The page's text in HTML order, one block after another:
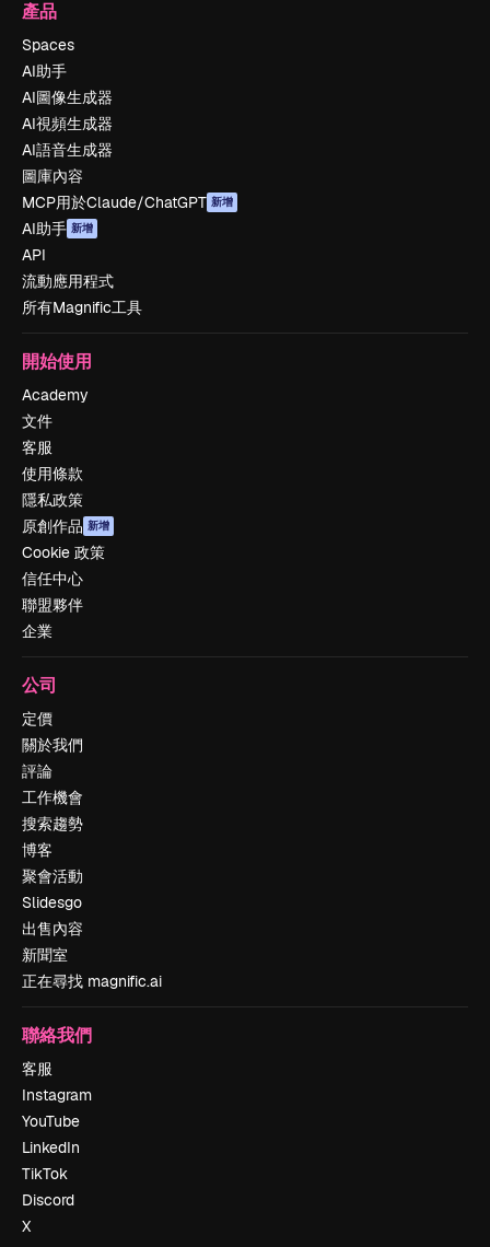
產品
Spaces
AI助手
AI圖像生成器
AI視頻生成器
AI語音生成器
圖庫內容
MCP用於Claude/ChatGPT 新增
AI助手 新增
API
流動應用程式
所有Magnific工具
開始使用
Academy
文件
客服
使用條款
隱私政策
原創作品 新增
Cookie 政策
信任中心
聯盟夥伴
企業
公司
定價
關於我們
評論
工作機會
搜索趨勢
博客
聚會活動
Slidesgo
出售內容
新聞室
正在尋找 magnific.ai
聯絡我們
客服
Instagram
YouTube
LinkedIn
TikTok
Discord
X